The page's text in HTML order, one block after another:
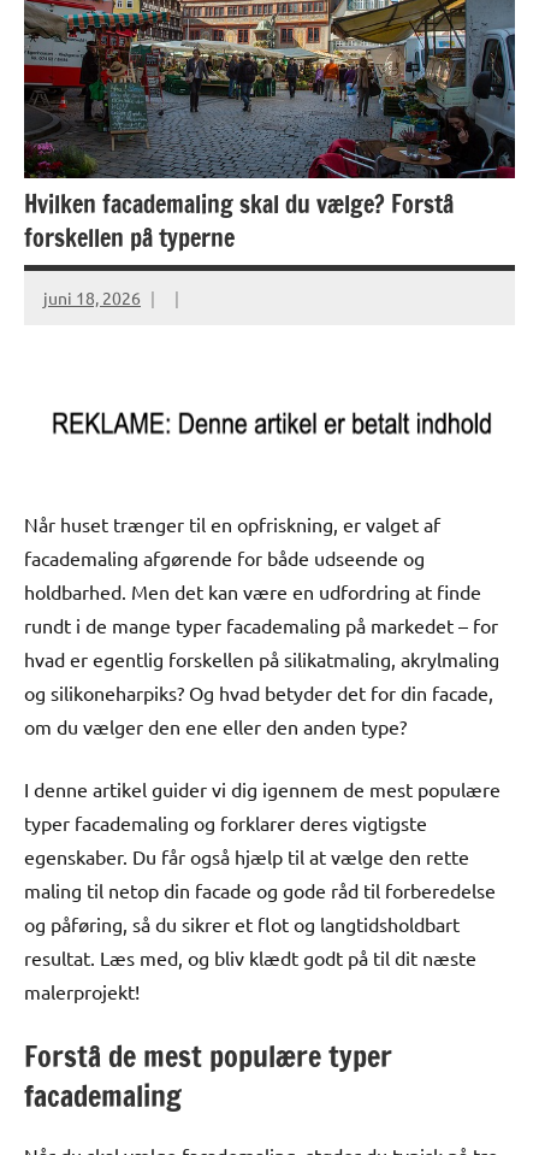
Hvilken facademaling skal du vælge? Forstå
forskellen på typerne
juni 18, 2026
Når huset trænger til en opfriskning, er valget af
facademaling afgørende for både udseende og
holdbarhed. Men det kan være en udfordring at finde
rundt i de mange typer facademaling på markedet – for
hvad er egentlig forskellen på silikatmaling, akrylmaling
og silikoneharpiks? Og hvad betyder det for din facade,
om du vælger den ene eller den anden type?
I denne artikel guider vi dig igennem de mest populære
typer facademaling og forklarer deres vigtigste
egenskaber. Du får også hjælp til at vælge den rette
maling til netop din facade og gode råd til forberedelse
og påføring, så du sikrer et flot og langtidsholdbart
resultat. Læs med, og bliv klædt godt på til dit næste
malerprojekt!
Forstå de mest populære typer
facademaling